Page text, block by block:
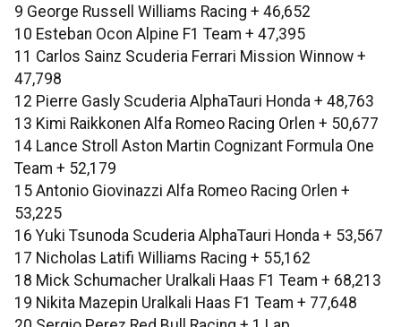
9 George Russell Williams Racing + 46,652
10 Esteban Ocon Alpine F1 Team + 47,395
11 Carlos Sainz Scuderia Ferrari Mission Winnow +
47,798
12 Pierre Gasly Scuderia AlphaTauri Honda + 48,763
13 Kimi Raikkonen Alfa Romeo Racing Orlen + 50,677
14 Lance Stroll Aston Martin Cognizant Formula One
Team + 52,179
15 Antonio Giovinazzi Alfa Romeo Racing Orlen +
53,225
16 Yuki Tsunoda Scuderia AlphaTauri Honda + 53,567
17 Nicholas Latifi Williams Racing + 55,162
18 Mick Schumacher Uralkali Haas F1 Team + 68,213
19 Nikita Mazepin Uralkali Haas F1 Team + 77,648